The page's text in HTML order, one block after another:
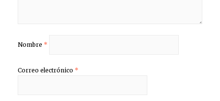
Nombre *
Correo electrónico *